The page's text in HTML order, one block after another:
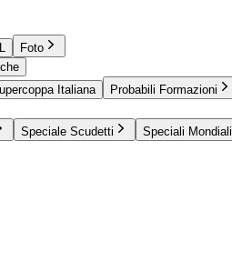
Foto
Italiana Probabili Formazioni
Speciale Scudetti Speciali Mondiali